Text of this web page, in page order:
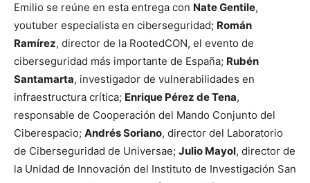
Emilio se reúne en esta entrega con Nate Gentile,
youtuber especialista en ciberseguridad; Román
Ramírez, director de la RootedCON, el evento de
ciberseguridad más importante de España; Rubén
Santamarta, investigador de vulnerabilidades en
infraestructura crítica; Enrique Pérez de Tena,
responsable de Cooperación del Mando Conjunto del
Ciberespacio; Andrés Soriano, director del Laboratorio
de Ciberseguridad de Universae; Julio Mayol, director de
la Unidad de Innovación del Instituto de Investigación San